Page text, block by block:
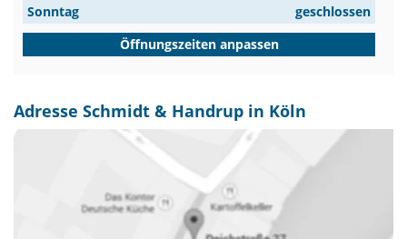
Sonntag
geschlossen
Öffnungszeiten anpassen
Adresse Schmidt & Handrup in Köln